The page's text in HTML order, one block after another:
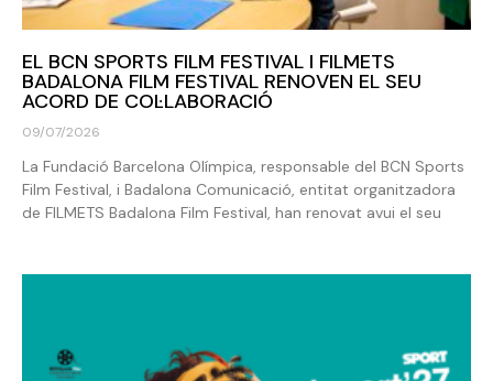
EL BCN SPORTS FILM FESTIVAL I FILMETS
BADALONA FILM FESTIVAL RENOVEN EL SEU
ACORD DE COL·LABORACIÓ
09/07/2026
La Fundació Barcelona Olímpica, responsable del BCN Sports
Film Festival, i Badalona Comunicació, entitat organitzadora
de FILMETS Badalona Film Festival, han renovat avui el seu